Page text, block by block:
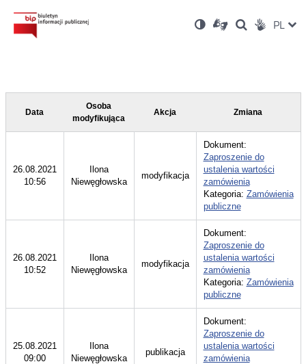
Ustawienia
Wersja
kontrastowa
Dla
niesłyszących
OtwórzOtwórz
w
Otwórz
w
Social PL
Data
Osoba
modyfikująca
Akcja Zmiana
26.08.2021
10:56
Ilona
Niewęgłowska
modyfikacja
Dokument:
Zaproszenie do
ustalenia wartości
zamówienia
Kategoria: Zamówienia
publiczne
26.08.2021
10:52
Ilona
Niewęgłowska
modyfikacja
Dokument:
Zaproszenie do
ustalenia wartości
zamówienia
Kategoria: Zamówienia
publiczne
25.08.2021
09:00
Ilona
Niewęgłowska
publikacja
Dokument:
Zaproszenie do
ustalenia wartości
zamówienia